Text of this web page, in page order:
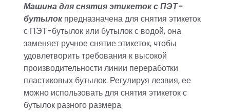
Машина для снятия этикеток с ПЭТ-
бутылокпредназначена для снятия этикеток
с ПЭТ-бутылок или бутылок с водой, она
заменяет ручное снятие этикеток, чтобы
удовлетворить требования к высокой
производительности линии переработки
пластиковых бутылок. Регулируя лезвия, ее
можно использовать для снятия этикеток с
бутылок разного размера.